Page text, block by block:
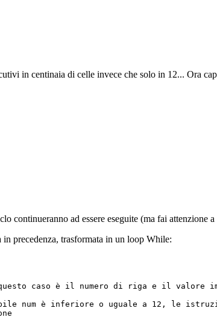
in centinaia di celle invece che solo in 12... Ora
continueranno ad essere eseguite (ma fai attenzione
precedenza, trasformata in un loop While:
caso è il numero di riga e il valore
num è inferiore o uguale a 12, le